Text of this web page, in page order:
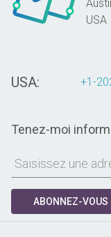
USA
USA: +1-
Tenez-moi
ABONNEZ-VOUS